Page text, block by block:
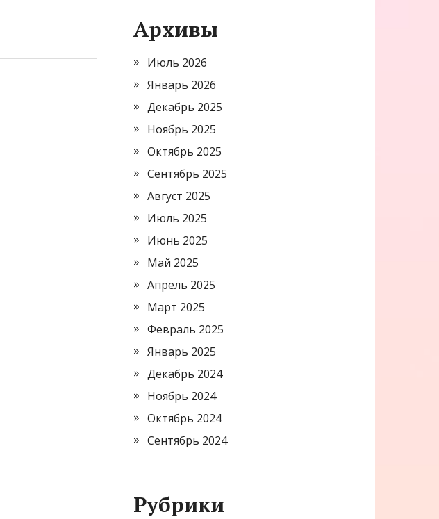
Архивы
Июль 2026
Январь 2026
Декабрь 2025
Ноябрь 2025
Октябрь 2025
Сентябрь 2025
Август 2025
Июль 2025
Июнь 2025
Май 2025
Апрель 2025
Март 2025
Февраль 2025
Январь 2025
Декабрь 2024
Ноябрь 2024
Октябрь 2024
Сентябрь 2024
Рубрики